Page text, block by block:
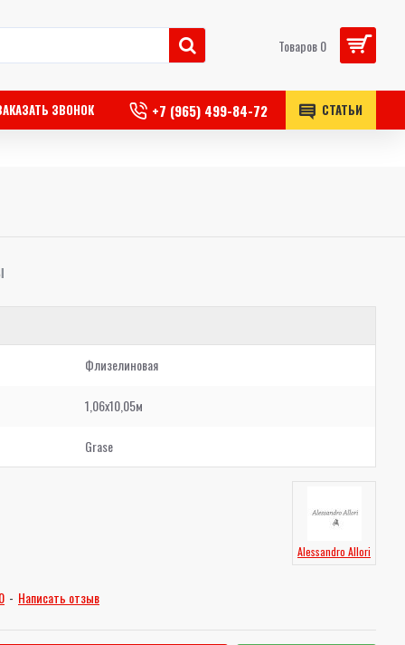
Товаров 0
ЗВОНОК +7 (965) 499-84-72 СТАТЬИ
Флизелиновая
1,06x10,05м
Grase
Alessandro Allori
- Написать отзыв